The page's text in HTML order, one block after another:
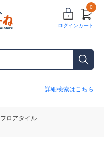
ログイン
0
カート
詳細検索はこちら
フロアタイル